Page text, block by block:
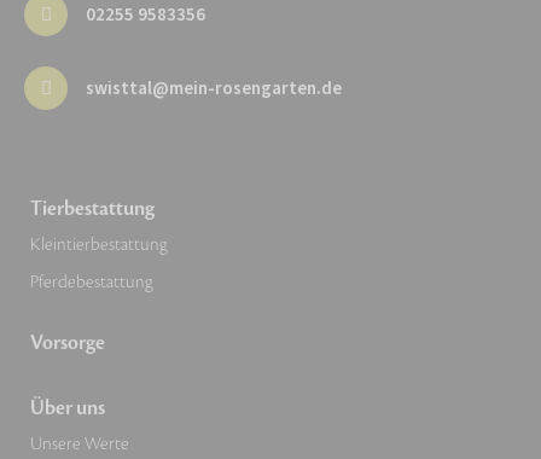
02255 9583356
swisttal@mein-rosengarten.de
Tierbestattung
Kleintierbestattung
Pferdebestattung
Vorsorge
Über uns
Unsere Werte